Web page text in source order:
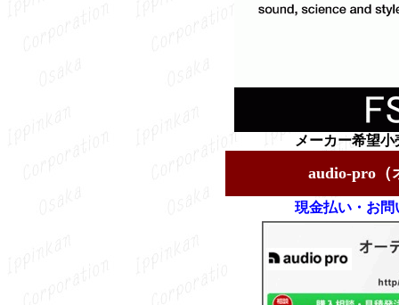
メーカー希望
audio-pro（
現金払い・お問